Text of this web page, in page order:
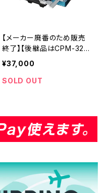
【メーカー廃番のため販売
終了】【後継品はCPM-320
TLB】石井超硬工具製作所
タフデラックスクリンカー
手動タイル切断機 CP-320
¥37,000
SOLD OUT